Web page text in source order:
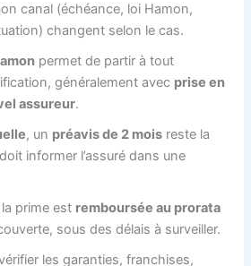
canal (échéance, loi Hamon,
changent selon le cas.
permet de partir à tout
généralement avec prise en
assureur.
, un préavis de 2 mois reste la
informer l’assuré dans une
la prime est remboursée au prorata
sous des délais à surveiller.
les garanties, franchises,